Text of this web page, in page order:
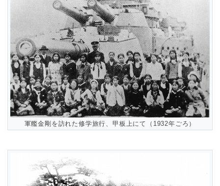
軍艦金剛を訪れた修学旅行、甲板上にて（1932年ごろ）